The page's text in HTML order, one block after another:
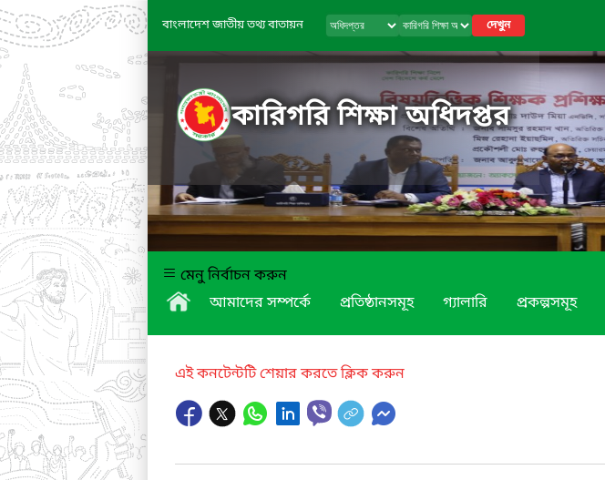
বাংলাদেশ জাতীয় তথ্য বাতায়ন দেখুন
কারিগরি শিক্ষা অধিদপ্তর
মেনু নির্বাচন করুন
আমাদের সম্পর্কে
প্রতিষ্ঠানসমূহ গ্যালারি প্রকল্পসমূহ
এই কনটেন্টটি শেয়ার করতে ক্লিক করুন